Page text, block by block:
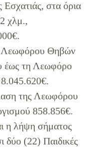
Εσχατιάς, στα όρια
χλμ.,
Λεωφόρου Θηβών
έως τη Λεωφόρο
της Λεωφόρου
858.856€.
η λήψη σήματος
δύο (22) Παιδικές